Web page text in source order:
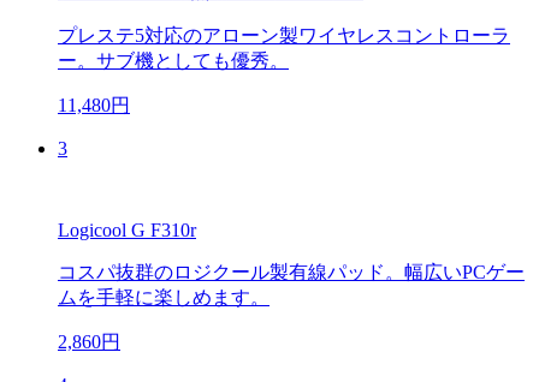
プレステ5対応のアローン製ワイヤレスコントローラ
ー。サブ機としても優秀。
11,480円
3
Logicool G F310r
コスパ抜群のロジクール製有線パッド。幅広いPCゲー
ムを手軽に楽しめます。
2,860円